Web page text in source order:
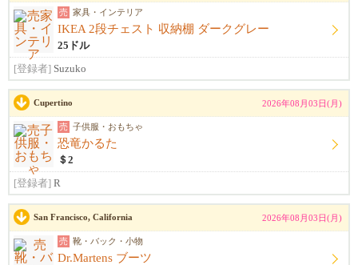
売 家具・インテリア
IKEA 2段チェスト 収納棚 ダークグレー
25ドル
[登録者] Suzuko
Cupertino 2026年08月03日(月)
売 子供服・おもちゃ
恐竜かるた
＄2
[登録者] R
San Francisco, California 2026年08月03日(月)
売 靴・バック・小物
Dr.Martens ブーツ